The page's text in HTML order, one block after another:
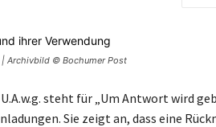
| Archivbild © Bochumer Post
steht für „Um Antwort wird
Sie zeigt an, dass eine